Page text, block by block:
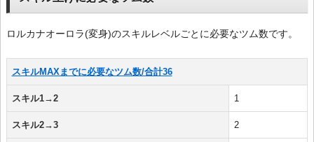
ロルカナオーロラ(変身)のスキルレベルごとに必要なツム数です。
スキルMAXまでに必要なツム数/合計36
スキル1→2 1
スキル2→3 2